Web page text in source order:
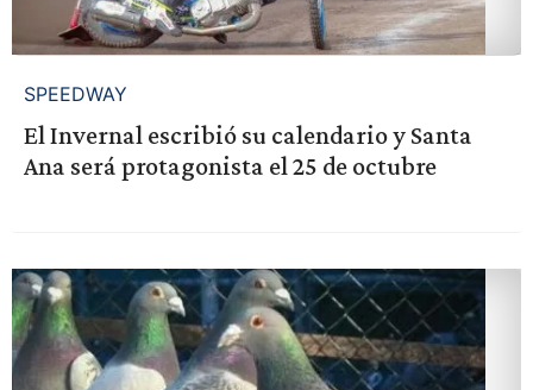
SPEEDWAY
El Invernal escribió su calendario y Santa
Ana será protagonista el 25 de octubre